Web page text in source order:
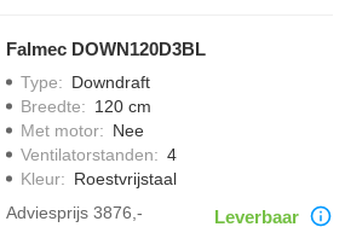
Falmec DOWN120D3BL
Type: Downdraft
Breedte: 120 cm
Met motor: Nee
Ventilatorstanden: 4
Kleur: Roestvrijstaal
Adviesprijs 3876,- Leverbaar